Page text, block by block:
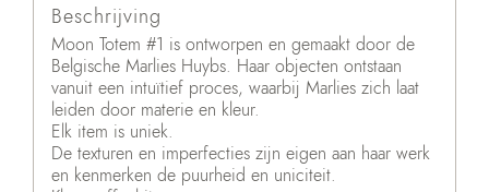
Beschrijving
Moon Totem #1 is ontworpen en gemaakt door de
Belgische Marlies Huybs. Haar objecten ontstaan
vanuit een intuïtief proces, waarbij Marlies zich laat
leiden door materie en kleur.
Elk item is uniek.
De texturen en imperfecties zijn eigen aan haar werk
en kenmerken de puurheid en uniciteit.